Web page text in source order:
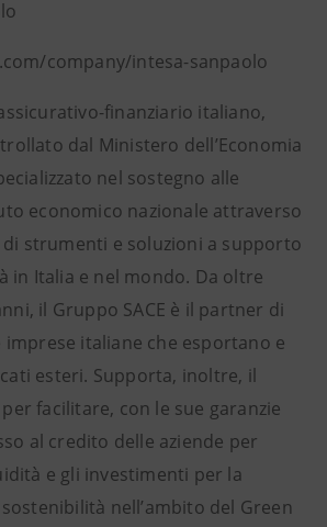
company/intesa-sanpaolo
finanziario italiano,
dal Ministero dell’Economia
nel sostegno alle
economico nazionale attraverso
di strumenti e soluzioni a supporto
in Italia e nel mondo. Da oltre
il Gruppo SACE è il partner di
italiane che esportano e
esteri. Supporta, inoltre, il
facilitare, con le sue garanzie
al credito delle aziende per
e gli investimenti per la
nell’ambito del Green